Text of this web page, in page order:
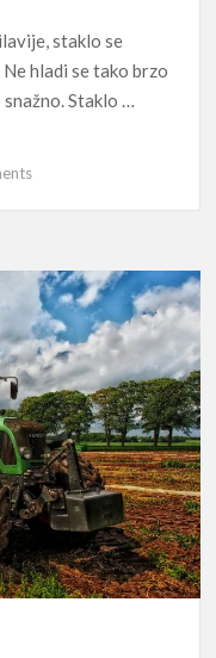
staklo se
hladi se tako brzo
Staklo …
on